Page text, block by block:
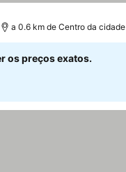
a 0.6 km de Centro da cidade
os preços exatos.